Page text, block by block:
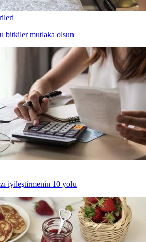
bitkiler mutlaka olsun
iyileştirmenin 10 yolu